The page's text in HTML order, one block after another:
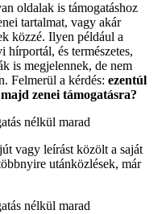
oldalak is támogatáshoz
tartalmat, vagy akár
közzé. Ilyen például a
hírportál, és természetes,
is megjelennek, de nem
Felmerül a kérdés: ezentúl
zenei támogatásra?
vagy leírást közölt a saját
utánközlések, már